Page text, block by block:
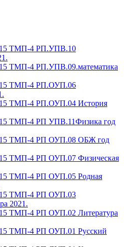
ТМП-4 РП.УПВ.10
ТМП-4 РП.УПВ.09.математика
ТМП-4 РП.ОУП.06
ТМП-4 РП.ОУП.04 История
ТМП-4 РП УПВ.11Физика год
ТМП-4 РП ОУП.08 ОБЖ год
ТМП-4 РП ОУП.07 Физическая
ТМП-4 РП ОУП.05 Родная
ТМП-4 РП ОУП.03
2021.
ТМП-4 РП ОУП.02 Литература
ТМП-4 РП ОУП.01 Русский